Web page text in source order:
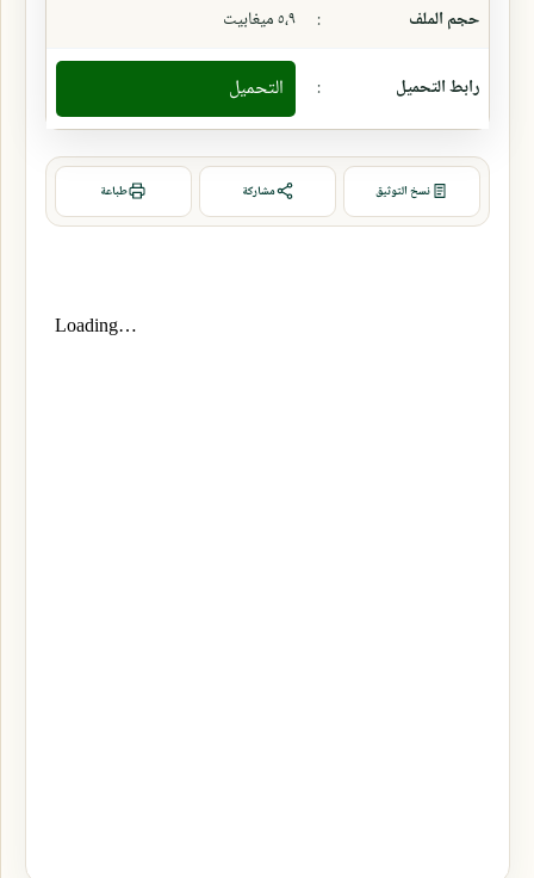
حجم الملف
: ٥،٩ ميغابيت
رابط التحميل : التحميل
نسخ التوثيق مشاركة طباعة